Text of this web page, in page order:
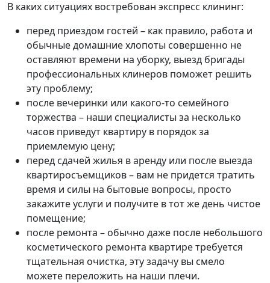
В каких ситуациях востребован экспресс клининг:
перед приездом гостей – как правило, работа и
обычные домашние хлопоты совершенно не
оставляют времени на уборку, выезд бригады
профессиональных клинеров поможет решить
эту проблему;
после вечеринки или какого-то семейного
торжества – наши специалисты за несколько
часов приведут квартиру в порядок за
приемлемую цену;
перед сдачей жилья в аренду или после выезда
квартиросъемщиков – вам не придется тратить
время и силы на бытовые вопросы, просто
закажите услуги и получите в тот же день чистое
помещение;
после ремонта – обычно даже после небольшого
косметического ремонта квартире требуется
тщательная очистка, эту задачу вы смело
можете переложить на наши плечи.